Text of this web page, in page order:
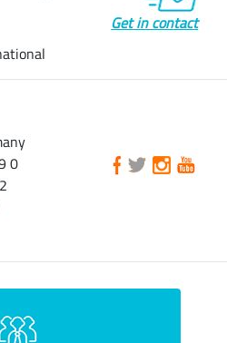
Get in contact
0